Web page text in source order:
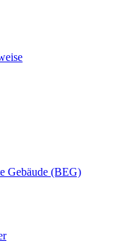
Gebäude (BEG)